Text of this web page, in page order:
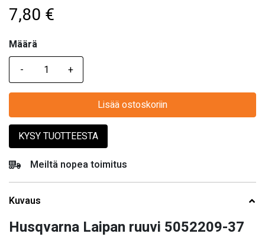
7,80 €
Määrä
Määrä
Lisää ostoskoriin
KYSY TUOTTEESTA
Meiltä nopea toimitus
Kuvaus
Husqvarna Laipan ruuvi 5052209-37